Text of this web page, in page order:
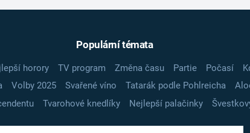
Populární témata
horory TV program Změna času Partie Počasí
Volby 2025 Svařené víno Tatarák podle Pohlreicha
Tvarohové knedlíky Nejlepší palačinky